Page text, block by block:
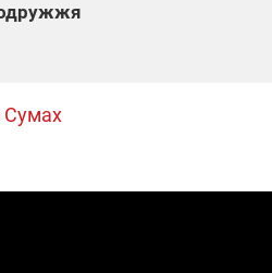
Сумах